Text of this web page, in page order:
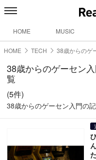
HOME MUSIC
HOME TECH 38歳からのゲ
38歳からのゲーセン
覧
(5件)
38歳からのゲーセン入門の